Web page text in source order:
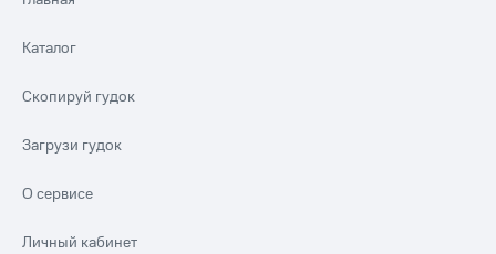
Каталог
Скопируй гудок
Загрузи гудок
О сервисе
Личный кабинет